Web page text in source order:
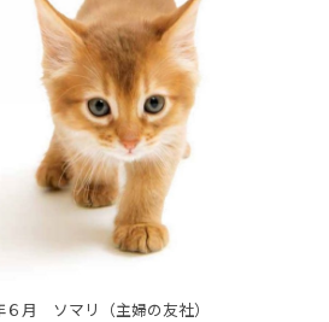
６月 ソマリ（主婦の友社）